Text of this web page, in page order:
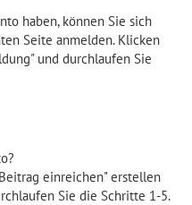
haben, können Sie sich
Seite anmelden. Klicken
und durchlaufen Sie
einreichen" erstellen
Sie die Schritte 1-5.